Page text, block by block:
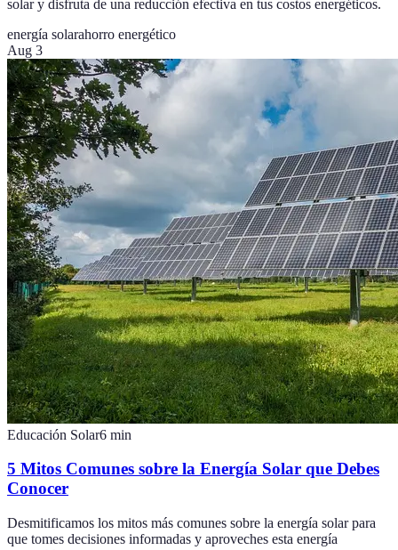
solar y disfruta de una reducción efectiva en tus costos energéticos.
energía solarahorro energético
Aug 3
Educación Solar6 min
5 Mitos Comunes sobre la Energía Solar que Debes
Conocer
Desmitificamos los mitos más comunes sobre la energía solar para
que tomes decisiones informadas y aproveches esta energía